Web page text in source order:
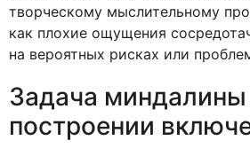
творческому мыслительному
как плохие ощущения
на вероятных рисках или
Задача миндалины
построении